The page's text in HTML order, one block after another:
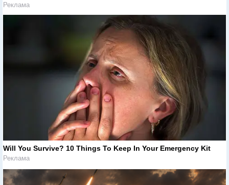
Реклама
Will You Survive? 10 Things To Keep In Your Emergency Kit
Реклама